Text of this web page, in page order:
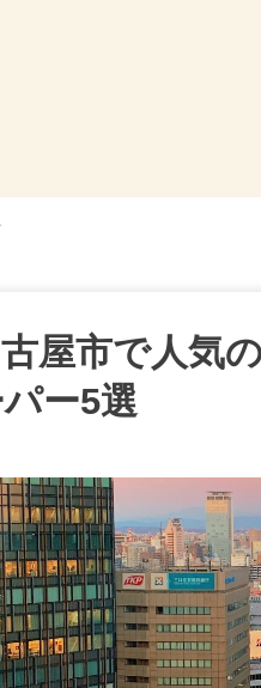
屋市で人気
ー5選